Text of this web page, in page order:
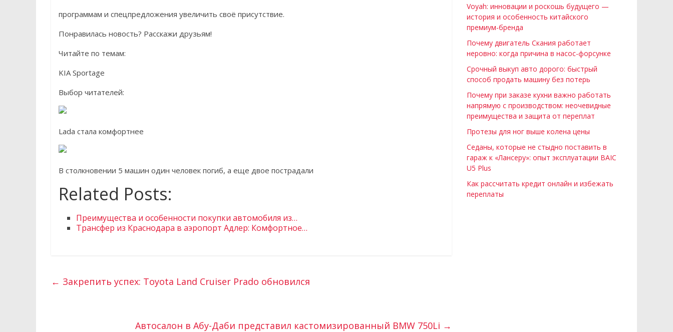
программам и спецпредложения увеличить своё присутствие.
Понравилась новость? Расскажи друзьям!
Читайте по темам:
KIA Sportage
Выбор читателей:
Lada стала комфортнее
В столкновении 5 машин один человек погиб, а еще двое пострадали
Related Posts:
Преимущества и особенности покупки автомобиля из…
Трансфер из Краснодара в аэропорт Адлер: Комфортное…
← Закрепить успех: Toyota Land Cruiser Prado обновился
Автосалон в Абу-Даби представил кастомизированный BMW 750Li →
Voyah: инновации и роскошь будущего —
история и особенность китайского
премиум-бренда
Почему двигатель Скания работает
неровно: когда причина в насос-форсунке
Срочный выкуп авто дорого: быстрый
способ продать машину без потерь
Почему при заказе кухни важно работать
напрямую с производством: неочевидные
преимущества и защита от переплат
Протезы для ног выше колена цены
Седаны, которые не стыдно поставить в
гараж к «Лансеру»: опыт эксплуатации BAIC
U5 Plus
Как рассчитать кредит онлайн и избежать
переплаты